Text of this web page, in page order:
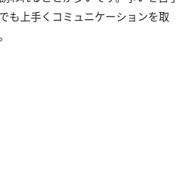
も上手くコミュニケーションを取